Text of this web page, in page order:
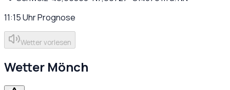
11:15UhrPrognose
Wetter vorlesen
Wetter Mönch